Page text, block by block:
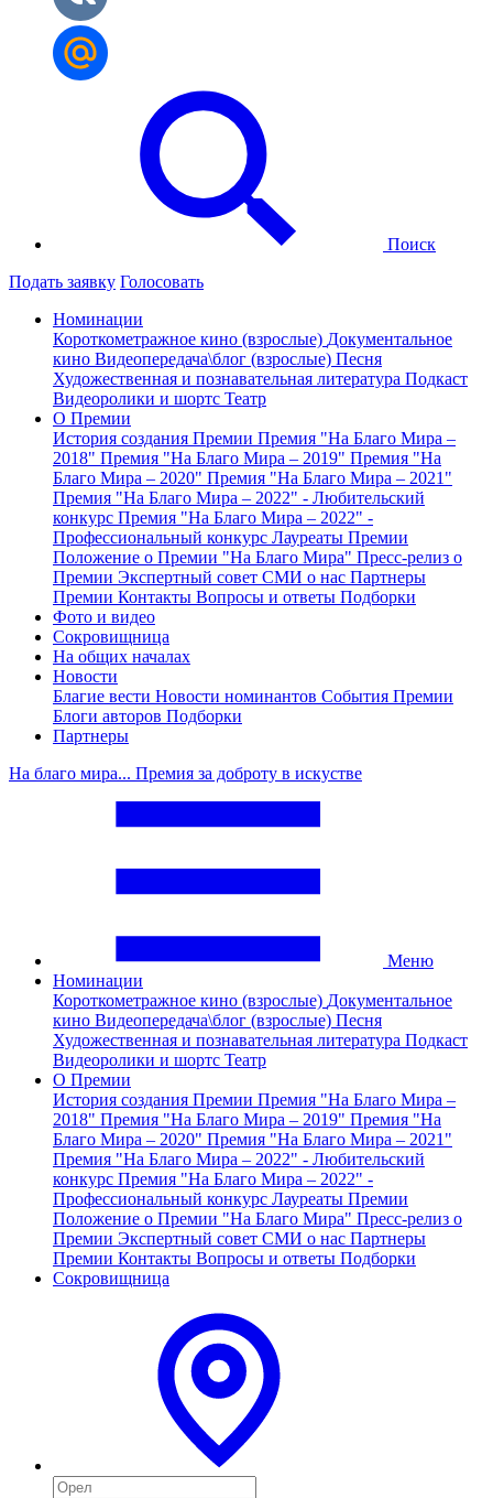
Поиск
Подать заявку Голосовать
Номинации
Короткометражное кино (взрослые) Документальное
кино Видеопередача\блог (взрослые) Песня
Художественная и познавательная литература Подкаст
Видеоролики и шортс Театр
О Премии
История создания Премии Премия "На Благо Мира –
2018" Премия "На Благо Мира – 2019" Премия "На
Благо Мира – 2020" Премия "На Благо Мира – 2021"
Премия "На Благо Мира – 2022" - Любительский
конкурс Премия "На Благо Мира – 2022" -
Профессиональный конкурс Лауреаты Премии
Положение о Премии "На Благо Мира" Пресс-релиз о
Премии Экспертный совет СМИ о нас Партнеры
Премии Контакты Вопросы и ответы Подборки
Фото и видео
Сокровищница
На общих началах
Новости
Благие вести Новости номинантов События Премии
Блоги авторов Подборки
Партнеры
На благо мира... Премия за доброту в искустве
Меню
Номинации
Короткометражное кино (взрослые) Документальное
кино Видеопередача\блог (взрослые) Песня
Художественная и познавательная литература Подкаст
Видеоролики и шортс Театр
О Премии
История создания Премии Премия "На Благо Мира –
2018" Премия "На Благо Мира – 2019" Премия "На
Благо Мира – 2020" Премия "На Благо Мира – 2021"
Премия "На Благо Мира – 2022" - Любительский
конкурс Премия "На Благо Мира – 2022" -
Профессиональный конкурс Лауреаты Премии
Положение о Премии "На Благо Мира" Пресс-релиз о
Премии Экспертный совет СМИ о нас Партнеры
Премии Контакты Вопросы и ответы Подборки
Сокровищница